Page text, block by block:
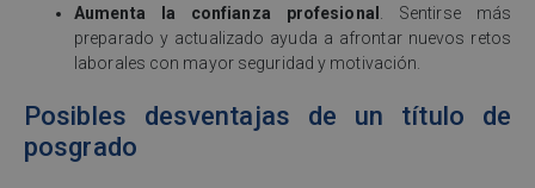
Aumenta la confianza profesional . Sentirse más
preparado y actualizado ayuda a afrontar nuevos retos
laborales con mayor seguridad y motivación.
Posibles desventajas de un título de
posgrado